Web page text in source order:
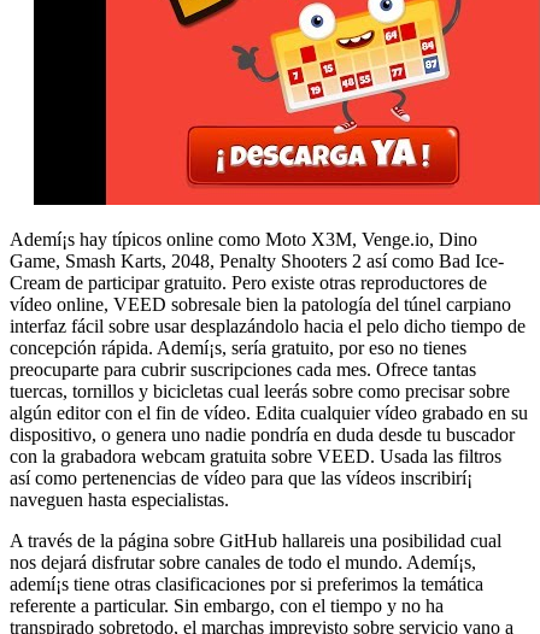
Ademí¡s hay típicos online como Moto X3M, Venge.io, Dino
Game, Smash Karts, 2048, Penalty Shooters 2 así­ como Bad Ice-
Cream de participar gratuito. Pero existe otras reproductores de
vídeo online, VEED sobresale bien la patologí­a del túnel carpiano
interfaz fácil sobre usar desplazándolo hacia el pelo dicho tiempo de
concepción rápida. Ademí¡s, serí­a gratuito, por eso no tienes
preocuparte para cubrir suscripciones cada mes. Ofrece tantas
tuercas, tornillos y bicicletas cual leerás sobre como precisar sobre
algún editor con el fin de vídeo. Edita cualquier vídeo grabado en su
dispositivo, o genera uno nadie pondrí­a en duda desde tu buscador
con la grabadora webcam gratuita sobre VEED. Usada las filtros
así­ como pertenencias de vídeo para que las vídeos inscribirí¡
naveguen hasta especialistas.
A través de la página sobre GitHub hallareis una posibilidad cual
nos dejará disfrutar sobre canales de todo el mundo. Ademí¡s,
ademí¡s tiene otras clasificaciones por si preferimos la temática
referente a particular. Sin embargo, con el tiempo y no ha
transpirado sobretodo, el marchas imprevisto sobre servicio vano a